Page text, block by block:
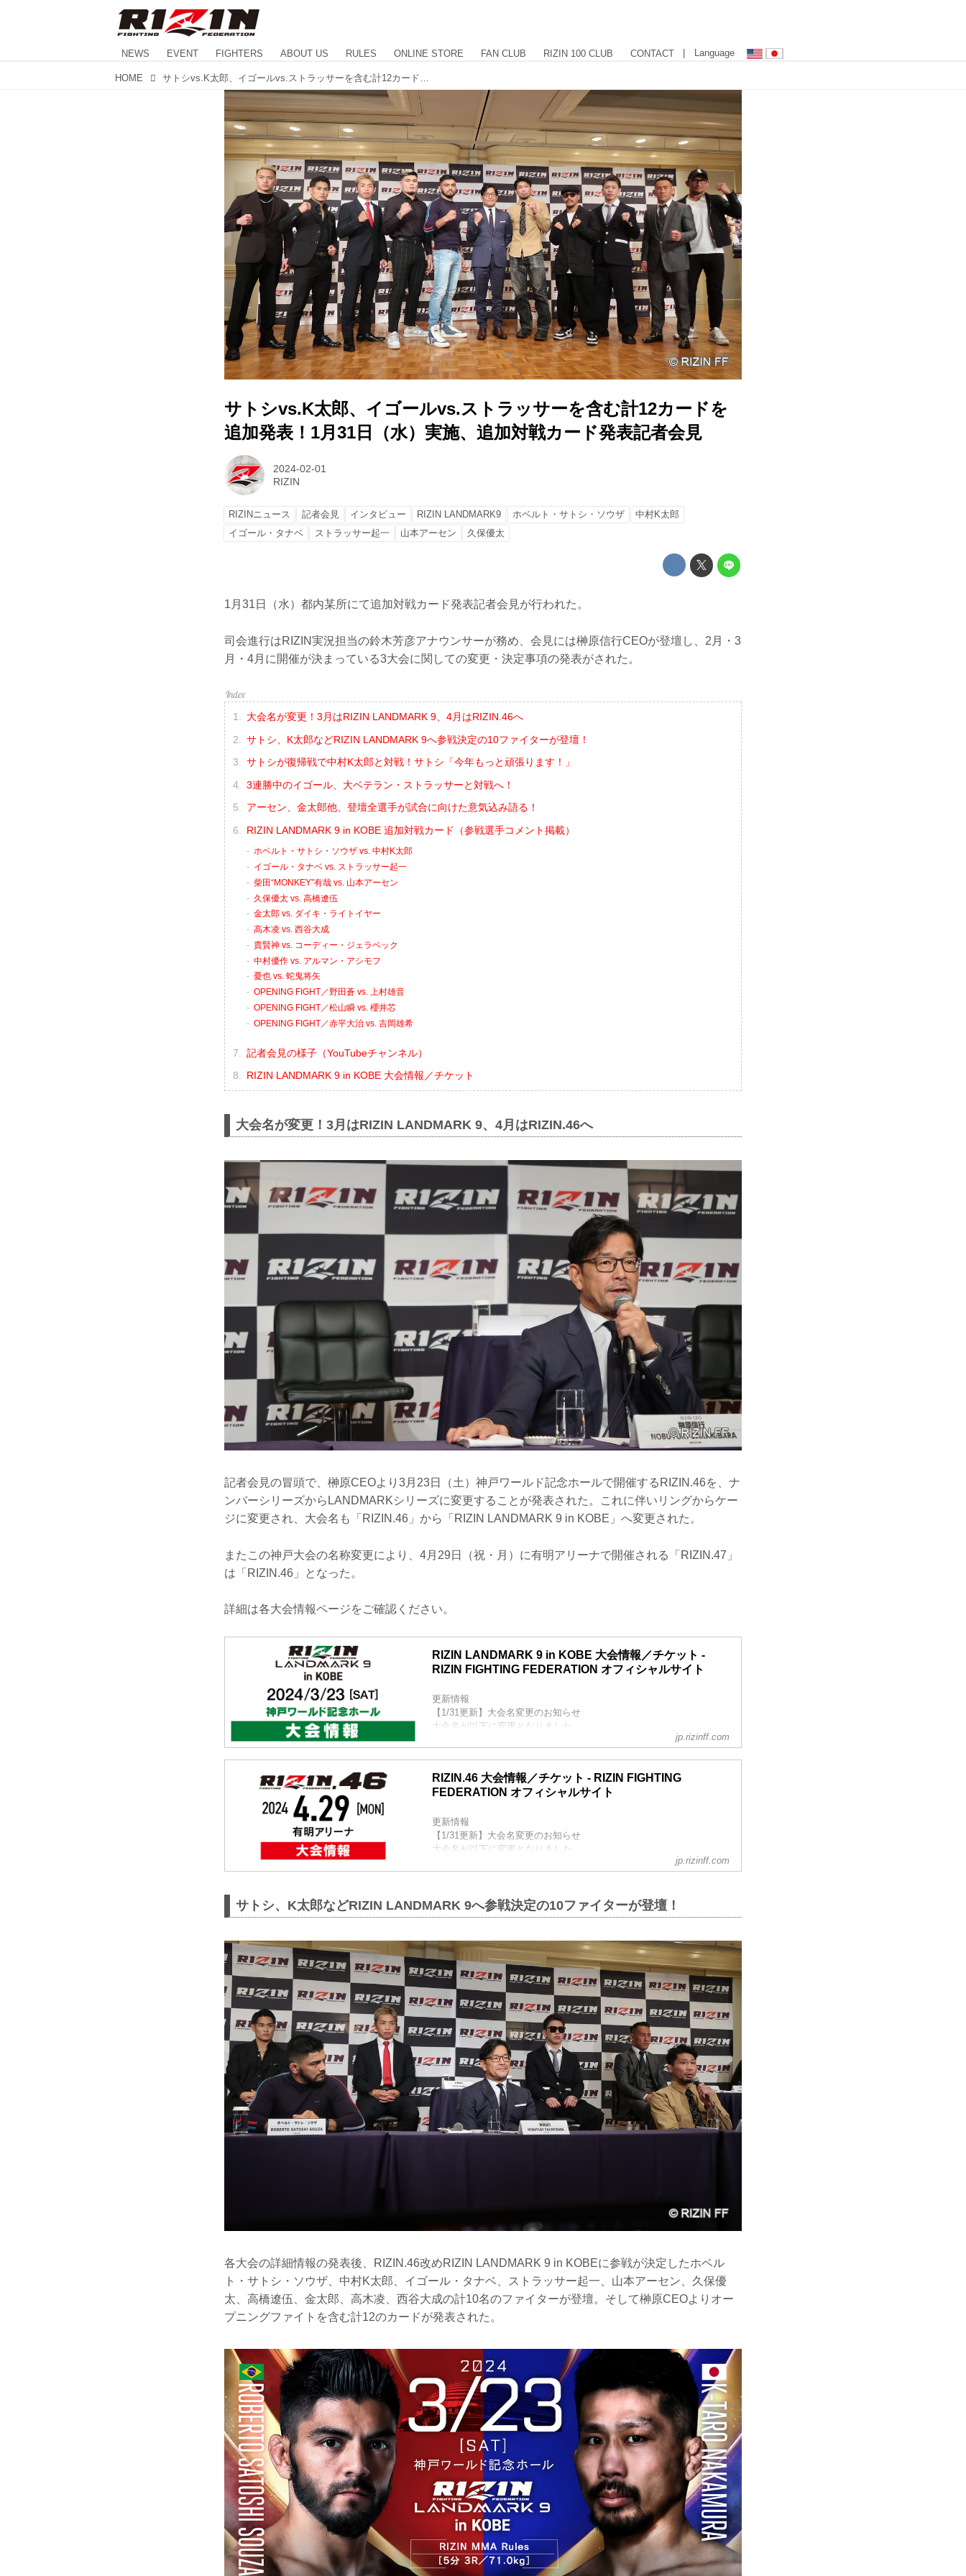
NEWS EVENT FIGHTERS ABOUT US RULES ONLINE STORE FAN CLUB RIZIN 100 CLUB CONTACT | Language
HOME
サトシvs.K太郎、イゴールvs.ストラッサーを含む計12カードを
追加発表！1月31日（水）実施、追加対戦カード発表記者会見
2024-02-01
RIZIN
RIZINニュース 記者会見 インタビュー RIZIN LANDMARK9 ホベルト・サトシ・ソウザ
中村K太郎
イゴール・タナベ
ストラッサー起一 山本アーセン 久保優太
1月31日（水）都内某所にて追加対戦カード発表記者会見が行われた。
司会進行はRIZIN実況担当の鈴木芳彦アナウンサーが務め、会見には榊原信行CEOが登壇し、2月・3
月・4月に開催が決まっている3大会に関しての変更・決定事項の発表がされた。
大会名が変更！3月はRIZIN LANDMARK 9、4月はRIZIN.46へ
サトシ、K太郎などRIZIN LANDMARK 9へ参戦決定の10ファイターが登壇！
サトシが復帰戦で中村K太郎と対戦！サトシ「今年もっと頑張ります！」
3連勝中のイゴール、大ベテラン・ストラッサーと対戦へ！
アーセン、金太郎他、登壇全選手が試合に向けた意気込み語る！
RIZIN LANDMARK 9 in KOBE 追加対戦カード（参戦選手コメント掲載）
ホベルト・サトシ・ソウザ vs. 中村K太郎
イゴール・タナベ vs. ストラッサー起一
柴田“MONKEY”有哉 vs. 山本アーセン
久保優太 vs. 高橋遼伍
金太郎 vs. ダイキ・ライトイヤー
高木凌 vs. 西谷大成
貴賢神 vs. コーディー・ジェラベック
中村優作 vs. アルマン・アシモフ
憂也 vs. 蛇鬼将矢
OPENING FIGHT／野田蒼 vs. 上村雄音
OPENING FIGHT／松山瞬 vs. 櫻井芯
OPENING FIGHT／赤平大治 vs. 吉岡雄希
記者会見の様子（YouTubeチャンネル）
RIZIN LANDMARK 9 in KOBE 大会情報／チケット
大会名が変更！3月はRIZIN LANDMARK 9、4月はRIZIN.46へ
記者会見の冒頭で、榊原CEOより3月23日（土）神戸ワールド記念ホールで開催するRIZIN.46を、ナ
ンバーシリーズからLANDMARKシリーズに変更することが発表された。これに伴いリングからケー
ジに変更され、大会名も「RIZIN.46」から「RIZIN LANDMARK 9 in KOBE」へ変更された。
またこの神戸大会の名称変更により、4月29日（祝・月）に有明アリーナで開催される「RIZIN.47」
は「RIZIN.46」となった。
詳細は各大会情報ページをご確認ください。
RIZIN LANDMARK 9 in KOBE 大会情報／チケット -
RIZIN FIGHTING FEDERATION オフィシャルサイト
更新情報
【1/31更新】大会名変更のお知らせ
大会名が以下に変更となりました。
RIZIN LANDMARK 9 in KOBE 大会概要
開催日時
※開場・開始時間は予定です。決定次第RIZIN FFオフィシャルサイト
にてご案内します。
終了予定時間
jp.rizinff.com
RIZIN.46 大会情報／チケット - RIZIN FIGHTING
FEDERATION オフィシャルサイト
更新情報
【1/31更新】大会名変更のお知らせ
大会名が以下に変更となりました。
RIZIN.47の開催日が以下に変更となりました。
変更前：5月6日（祝・月）
RIZIN.46 大会概要
開催日時
2024年4月29日（祝・月）
※開場・開始時間は決定次第RIZIN FFオフィシャルサイトにてご案内
します。
有明アリーナ
TOKYO ARIAKE ARENA｜「東...
jp.rizinff.com
サトシ、K太郎などRIZIN LANDMARK 9へ参戦決定の10ファイターが登壇！
各大会の詳細情報の発表後、RIZIN.46改めRIZIN LANDMARK 9 in KOBEに参戦が決定したホベル
ト・サトシ・ソウザ、中村K太郎、イゴール・タナベ、ストラッサー起一、山本アーセン、久保優
太、高橋遼伍、金太郎、高木凌、西谷大成の計10名のファイターが登壇。そして榊原CEOよりオー
プニングファイトを含む計12のカードが発表された。